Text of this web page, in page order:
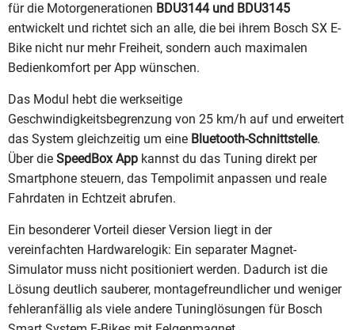
für die Motorgenerationen BDU3144 und BDU3145
entwickelt und richtet sich an alle, die bei ihrem Bosch SX E-
Bike nicht nur mehr Freiheit, sondern auch maximalen
Bedienkomfort per App wünschen.
Das Modul hebt die werkseitige
Geschwindigkeitsbegrenzung von 25 km/h auf und erweitert
das System gleichzeitig um eine Bluetooth-Schnittstelle.
Über die SpeedBox App kannst du das Tuning direkt per
Smartphone steuern, das Tempolimit anpassen und reale
Fahrdaten in Echtzeit abrufen.
Ein besonderer Vorteil dieser Version liegt in der
vereinfachten Hardwarelogik: Ein separater Magnet-
Simulator muss nicht positioniert werden. Dadurch ist die
Lösung deutlich sauberer, montagefreundlicher und weniger
fehleranfällig als viele andere Tuninglösungen für Bosch